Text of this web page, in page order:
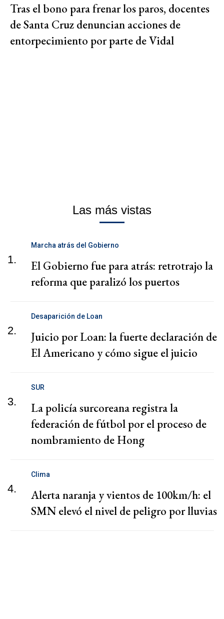
Tras el bono para frenar los paros, docentes
de Santa Cruz denuncian acciones de
entorpecimiento por parte de Vidal
Las más vistas
1.
Marcha atrás del Gobierno
El Gobierno fue para atrás: retrotrajo la
reforma que paralizó los puertos
2.
Desaparición de Loan
Juicio por Loan: la fuerte declaración de
El Americano y cómo sigue el juicio
3.
SUR
La policía surcoreana registra la
federación de fútbol por el proceso de
nombramiento de Hong
4.
Clima
Alerta naranja y vientos de 100km/h: el
SMN elevó el nivel de peligro por lluvias